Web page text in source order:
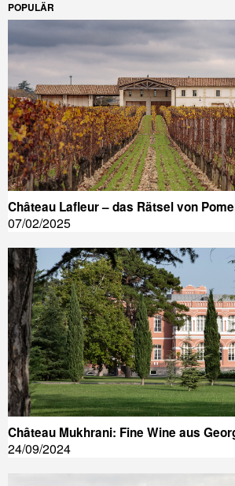
POPULÄR
Château Lafleur – das Rätsel von
07/02/2025
Château Mukhrani: Fine Wine aus
24/09/2024